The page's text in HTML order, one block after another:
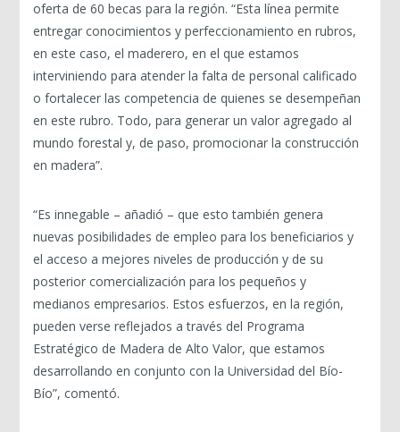
oferta de 60 becas para la región. “Esta línea permite
entregar conocimientos y perfeccionamiento en rubros,
en este caso, el maderero, en el que estamos
interviniendo para atender la falta de personal calificado
o fortalecer las competencia de quienes se desempeñan
en este rubro. Todo, para generar un valor agregado al
mundo forestal y, de paso, promocionar la construcción
en madera”.
“Es innegable – añadió – que esto también genera
nuevas posibilidades de empleo para los beneficiarios y
el acceso a mejores niveles de producción y de su
posterior comercialización para los pequeños y
medianos empresarios. Estos esfuerzos, en la región,
pueden verse reflejados a través del Programa
Estratégico de Madera de Alto Valor, que estamos
desarrollando en conjunto con la Universidad del Bío-
Bío”, comentó.